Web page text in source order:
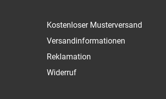
Kostenloser Musterversand
Versandinformationen
Reklamation
Widerruf